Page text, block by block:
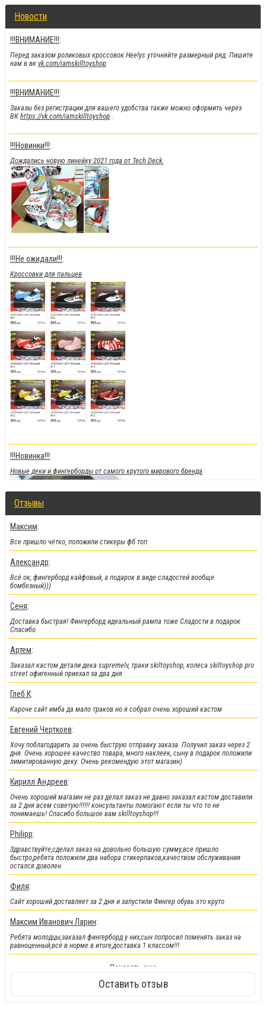
Новости
!!!ВНИМАНИЕ!!!:
Перед заказом роликовых кроссовок Heelys уточняйте размерный ряд. Пишите
нам в вк vk.com/iamskilltoyshop
!!!ВНИМАНИЕ!!!:
Заказы без регистрации для вашего удобства также можно оформить через
ВКhttps://vk.com/iamskilltoyshop
!!!Новинки!!!:
Дождались новую линейку 2021 года от Tech Deck.
!!!Не ожидали!!!:
Кроссовки для пальцев
!!!Новинка!!!:
Новые деки и фингерборды от самого крутого мирового бренда
!!!Скидки!!!
На парки также на часть фингербордов
!!!Новинки!!!:
Легендарные металлические фингер BMX от Flick Trix снова у нас.
Отзывы
Максим:
Все пришло чётко, положили стикеры фб топ
Александр:
Всё ок, фингерборд кайфовый, а подарок в виде сладостей вообще
бомбезный)))
Сеня:
Доставка быстрая! Фингерборд идеальный рампа тоже Сладости в подарок
Спасибо
Артем:
Заказал кастом детали дека supremelv, траки skiltoyshop, колеса skiltoyshop pro
street офигенный приехал за два дня
Глеб К:
Кароче сайт имба да мало траков но я собрал очень хороший кастом
Евгений Черткоев:
Хочу поблагодарить за очень быструю отправку заказа. Получил заказ через 2
дня. Очень хорошее качество товара, много наклеек, сыну в подарок положили
лимитированную деку. Очень рекомендую этот магазин)
Кирилл Андреев:
Очень хороший магазин не раз делал заказ не давно заказал кастом доставили
за 2 дня всем советую!!!!!! консультанты помогают если ты что то не
понимаешь! Спасибо большое вам skilltoyshop!!!
Philipp:
Здравствуйте,сделал заказ на довольно большую сумму,все пришло
быстро,ребята положили два набора стикерпаков,качеством обслуживания
остался доволен
Филя:
Сайт хороший доставляет за 2 дня и запустили Фингер обувь это круто
Максим Иванович Ларин:
Ребята молодцы,заказал фингерборд у них,сын попросил поменять заказ на
равноценный,всё в норме в итоге,доставка 1 классом!!!
Показать еще
Оставить отзыв